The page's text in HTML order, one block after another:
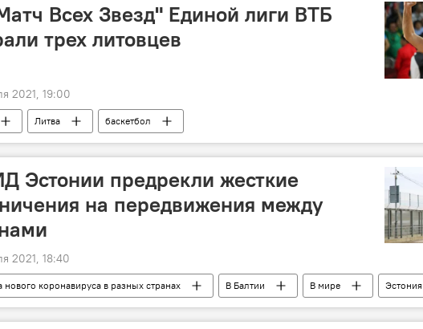
Всех Звезд" Единой лиги ВТБ
трех литовцев
2021, 19:00
Литва баскетбол
Эстонии предрекли жесткие
на передвижения между
2021, 18:40
коронавируса в разных странах В Балтии В мире
Эстония
карантин